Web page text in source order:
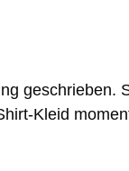
geschrieben.
Kleid